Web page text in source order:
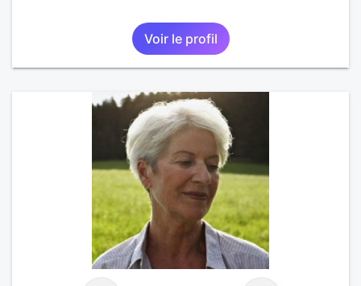
Voir le profil